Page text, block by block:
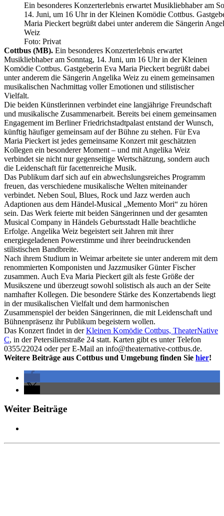
Ein besonderes Konzerterlebnis erwartet Musikliebhaber am
14. Juni, um 16 Uhr in der Kleinen Komödie Cottbus.
Maria Pieckert begrüßt dabei unter anderem die Sängerin
Weiz
Foto: Privat
Cottbus (MB). Ein besonderes Konzerterlebnis erwartet
Musikliebhaber am Sonntag, 14. Juni, um 16 Uhr in der Kleinen
Komödie Cottbus. Gastgeberin Eva Maria Pieckert begrüßt dabei
unter anderem die Sängerin Angelika Weiz zu einem gemeinsamen
musikalischen Nachmittag voller Emotionen und stilistischer
Vielfalt.
Die beiden Künstlerinnen verbindet eine langjährige Freundschaft
und musikalische Zusammenarbeit. Bereits bei einem gemeinsamen
Engagement im Berliner Friedrichstadtpalast entstand der Wunsch,
künftig häufiger gemeinsam auf der Bühne zu stehen. Für Eva
Maria Pieckert ist jedes gemeinsame Konzert mit geschätzten
Kollegen ein besonderer Moment – und mit Angelika Weiz
verbindet sie nicht nur gegenseitige Wertschätzung, sondern auch
die Leidenschaft für facettenreiche Musik.
Das Publikum darf sich auf ein abwechslungsreiches Programm
freuen, das verschiedene musikalische Welten miteinander
verbindet. Neben Soul, Blues, Rock und Jazz werden auch
Adaptionen aus dem Händel-Musical „Memento Mori“ zu hören
sein. Das Werk feierte mit beiden Sängerinnen und der gesamten
Musical Company in Händels Geburtsstadt Halle beachtliche
Erfolge. Angelika Weiz begeistert seit Jahren mit ihrer
energiegeladenen Powerstimme und ihrer beeindruckenden
stilistischen Bandbreite.
Nach ihrem Studium in Weimar arbeitete sie unter anderem mit dem
renommierten Komponisten und Jazzmusiker Günter Fischer
zusammen. Auch Eva Maria Pieckert gilt als feste Größe der
Musikszene und überzeugt sowohl solistisch als auch an der Seite
namhafter Kollegen. Die besondere Stärke des Konzertabends liegt
in der musikalischen Vielfalt und dem harmonischen
Zusammenspiel der beiden Sängerinnen, die mit Leidenschaft und
Bühnenpräsenz ihr Publikum begeistern wollen.
Das Konzert findet in derKleinen Komödie Cottbus, TheaterNative
C, in der Petersilienstraße 24 statt. Karten gibt es unter Telefon
0355/22024 oder per E-Mail an info@theaternative-cottbus.de.
Weitere Beiträge aus Cottbus und Umgebung finden Sie hier!
Weiter Beiträge